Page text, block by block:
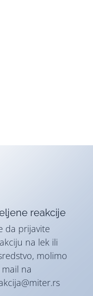
reakcije
da prijavite
na lek ili
molimo
na